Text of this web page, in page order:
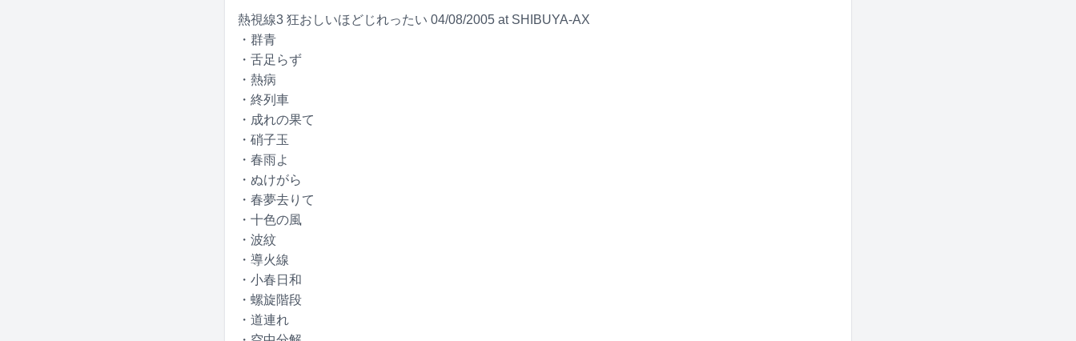
熱視線3 狂おしいほどじれったい 04/08/2005 at SHIBUYA-AX
・群青
・舌足らず
・熱病
・終列車
・成れの果て
・硝子玉
・春雨よ
・ぬけがら
・春夢去りて
・十色の風
・波紋
・導火線
・小春日和
・螺旋階段
・道連れ